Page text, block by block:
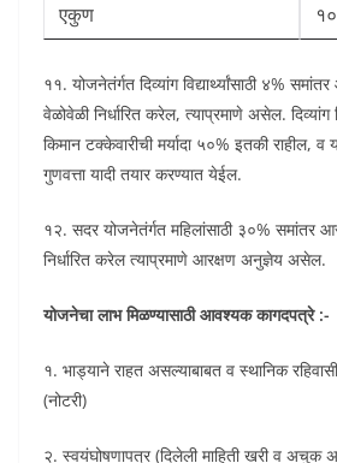
एकुण
११. योजनेतंर्गत दिव्यांग विद्यार्थ्यांसाठी ४%
वेळोवेळी निर्धारित करेल, त्याप्रमाणे असेल. दिव्यांग
किमान टक्केवारीची मर्यादा ५०% इतकी राहील, व
गुणवत्ता यादी तयार करण्यात येईल.
१२. सदर योजनेतंर्गत महिलांसाठी ३०% समांतर
निर्धारित करेल त्याप्रमाणे आरक्षण अनुज्ञेय असेल.
योजनेचा लाभ मिळण्यासाठी आवश्यक कागदपत्रे :-
१. भाड्याने राहत असल्याबाबत व स्थानिक
(नोटरी)
२. स्वयंघोषणापत्र (दिलेली माहिती खरी व अचुक